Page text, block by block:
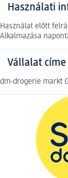
Használati
Használat előtt
Alkalmazása
Vállalat címe
dm-drogerie markt